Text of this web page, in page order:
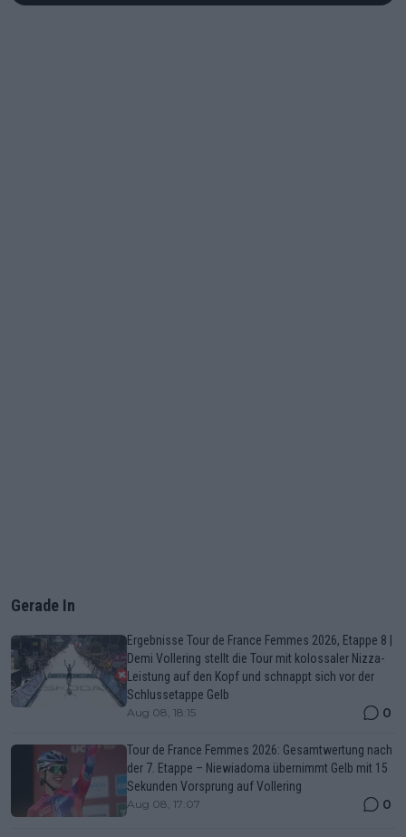
Gerade In
Ergebnisse Tour de France Femmes 2026, Etappe 8 |
Demi Vollering stellt die Tour mit kolossaler Nizza-
Leistung auf den Kopf und schnappt sich vor der
Schlussetappe Gelb
Aug 08, 18:15 0
Tour de France Femmes 2026: Gesamtwertung nach
der 7. Etappe – Niewiadoma übernimmt Gelb mit 15
Sekunden Vorsprung auf Vollering
Aug 08, 17:07 0